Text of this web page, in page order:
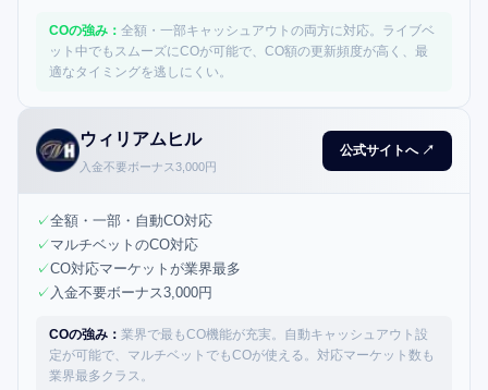
COの強み： 全額・一部キャッシュアウトの両方に対応。ライブベ
ット中でもスムーズにCOが可能で、CO額の更新頻度が高く、最
適なタイミングを逃しにくい。
ウィリアムヒル
入金不要ボーナス3,000円
公式サイトへ ↗
✓全額・一部・自動CO対応
✓マルチベットのCO対応
✓CO対応マーケットが業界最多
✓ 入金不要ボーナス3,000円
COの強み： 業界で最もCO機能が充実。自動キャッシュアウト設
定が可能で、マルチベットでもCOが使える。対応マーケット数も
業界最多クラス。